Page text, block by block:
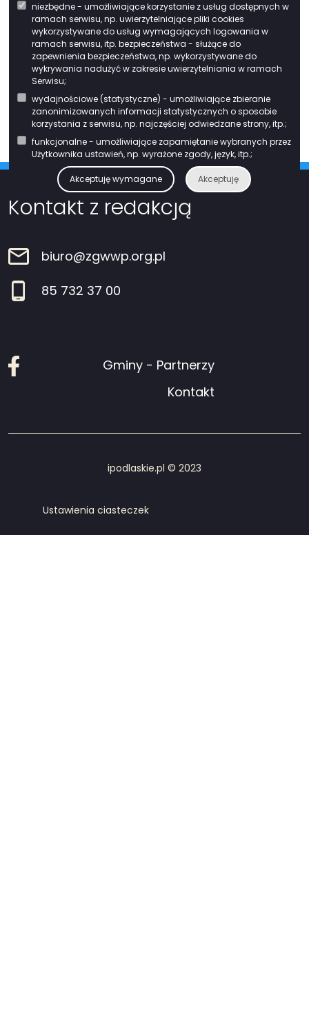
niezbędne - umożliwiające korzystanie z usług dostępnych w
ramach serwisu, np. uwierzytelniające pliki cookies
wykorzystywane do usług wymagających logowania w
ramach serwisu, itp. bezpieczeństwa - służące do
zapewnienia bezpieczeństwa, np. wykorzystywane do
wykrywania nadużyć w zakresie uwierzytelniania w ramach
Serwisu;
wydajnościowe (statystyczne) - umożliwiające zbieranie
zanonimizowanych informacji statystycznych o sposobie
korzystania z serwisu, np. najczęściej odwiedzane strony, itp.;
funkcjonalne - umożliwiające zapamiętanie wybranych przez
Użytkownika ustawień, np. wyrażone zgody, język, itp.;
Akceptuję wymagane Akceptuję
Projekt pod nr WND-RPPD.08.01.00-20-0068/20 pn. „Rozwój e-usług w
gminach Związku Gmin Wiejskich Województwa Podlaskiego” realizowany
na podstawie Umowy o dofinansowanie nr UDA-RPPD.08.01.00-20-
0068/20-00 zawartej w dniu 15.11.2021 r. jest współfinansowany ze
środków Europejskiego Funduszu Rozwoju Regionalnego w ramach Osi
Priorytetowej VIII. Infrastruktura dla usług użyteczności publicznej Działania
8.1. Rozwój usług publicznych świadczonych drogą elektroniczną
Regionalnego Programu Operacyjnego Województwa Podlaskiego na lata
2014-2020.
Kontakt z redakcją
biuro@zgwwp.org.pl
85 732 37 00
Facebook
Gminy - Partnerzy
Kontakt
ipodlaskie.pl © 2023
Ustawienia ciasteczek